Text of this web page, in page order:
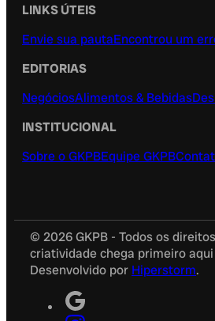
LINKS ÚTEIS
Envie sua pautaEncontrou um
EDITORIAS
NegóciosAlimentos & Bebidas
INSTITUCIONAL
Sobre o GKPBEquipe GKPB
© 2026 GKPB - Todos os
criatividade chega primeiro aqui
Desenvolvido por Hiperstorm.